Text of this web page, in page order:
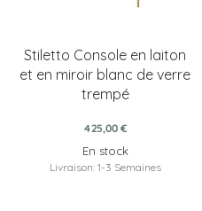
Stiletto Console en laiton
et en miroir blanc de verre
trempé
425,00 €
En stock
Livraison: 1-3 Semaines